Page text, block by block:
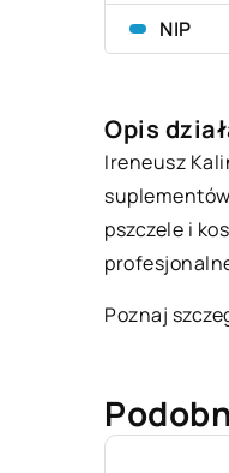
NIP
Opis
Ireneusz
pszczele i
Poznaj